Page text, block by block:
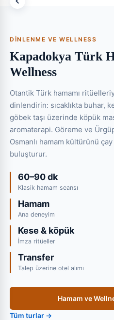
DINLENME VE WELLNESS
Kapadokya Türk
Wellness
Otantik Türk hamamı
dinlendirin: sıcaklıkta buhar,
göbek taşı üzerinde köpük
aromaterapi. Göreme ve
Osmanlı hamam kültürünü
buluşturur.
60–90 dk
Klasik hamam seansı
Hamam
Ana deneyim
Kese & köpük
İmza ritüeller
Transfer
Talep üzerine otel alımı
Hamam ve
Tüm turlar →